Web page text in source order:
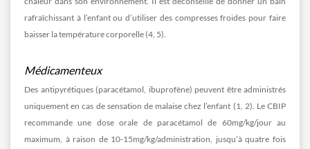
rafraîchissant à l’enfant ou d’utiliser des compresses froides pour faire
baisser la température corporelle (4, 5).
Médicamenteux
Des antipyrétiques (paracétamol, ibuprofène) peuvent être administrés
uniquement en cas de sensation de malaise chez l’enfant (1, 2). Le CBIP
recommande une dose orale de paracétamol de 60mg/kg/jour au
maximum, à raison de 10-15mg/kg/administration, jusqu’à quatre fois